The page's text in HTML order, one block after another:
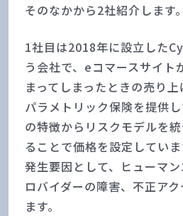
そのなかから2社紹介します。
1社目は2018年に設立した
う会社で、eコマースサイト
まってしまったときの売り
パラメトリック保険を提供
の特徴からリスクモデルを
ることで価格を設定してい
発生要因として、ヒューマ
ロバイダーの障害、不正ア
ます。